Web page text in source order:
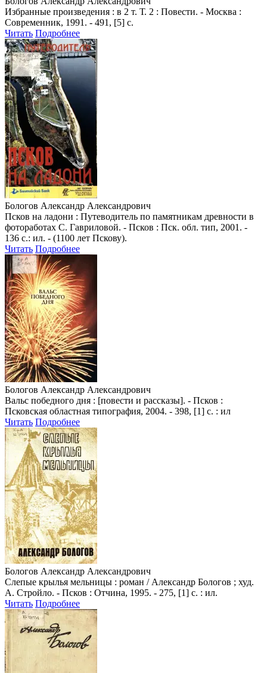
Избранные произведения : в 2 т. Т. 2 : Повести. - Москва :
Современник, 1991. - 491, [5] с.
Читать Подробнее
Бологов Александр Александрович
Псков на ладони : Путеводитель по памятникам древности в
фотоработах С. Гавриловой. - Псков : Пск. обл. тип, 2001. -
136 с.: ил. - (1100 лет Пскову).
Читать Подробнее
Бологов Александр Александрович
Вальс победного дня : [повести и рассказы]. - Псков :
Псковская областная типография, 2004. - 398, [1] с. : ил
Читать Подробнее
Бологов Александр Александрович
Слепые крылья мельницы : роман / Александр Бологов ; худ.
А. Стройло. - Псков : Отчина, 1995. - 275, [1] с. : ил.
Читать Подробнее